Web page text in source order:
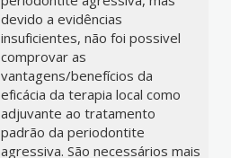
devido a evidências
insuficientes, não foi possivel
comprovar as
vantagens/benefícios da
eficácia da terapia local como
adjuvante ao tratamento
padrão da periodontite
agressiva. São necessários mais